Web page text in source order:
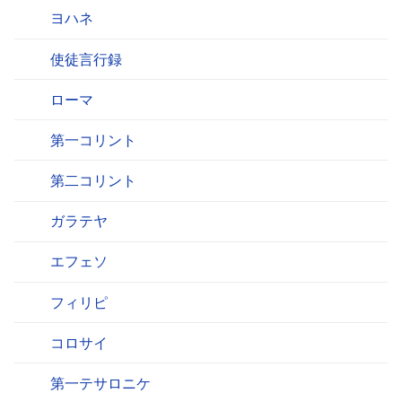
ヨハネ
使徒言行録
ローマ
第一コリント
第二コリント
ガラテヤ
エフェソ
フィリピ
コロサイ
第一テサロニケ